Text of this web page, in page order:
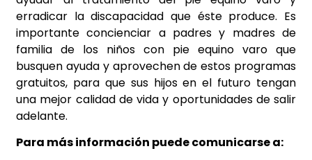
erradicar la discapacidad que éste produce. Es
importante concienciar a padres y madres de
familia de los niños con pie equino varo que
busquen ayuda y aprovechen de estos programas
gratuitos, para que sus hijos en el futuro tengan
una mejor calidad de vida y oportunidades de salir
adelante.
Para más información puede comunicarse a: